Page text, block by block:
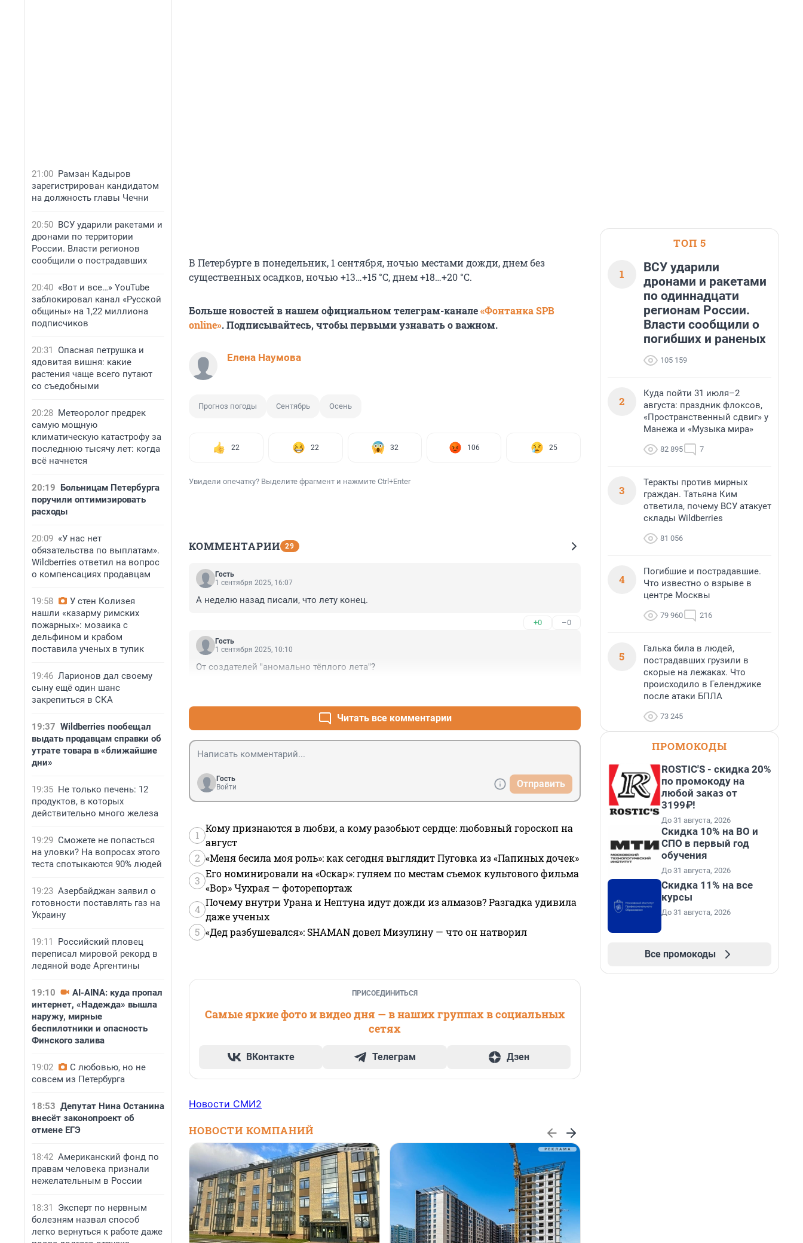
21:00 Рамзан Кадыров
зарегистрирован кандидатом
на должность главы Чечни
20:50 ВСУ ударили ракетами и
дронами по территории
России. Власти регионов
сообщили о пострадавших
20:40 «Вот и все…» YouTube
заблокировал канал «Русской
общины» на 1,22 миллиона
подписчиков
20:31 Опасная петрушка и
ядовитая вишня: какие
растения чаще всего путают
со съедобными
20:28 Метеоролог предрек
самую мощную
климатическую катастрофу за
последнюю тысячу лет: когда
всё начнется
20:19 Больницам Петербурга
поручили оптимизировать
расходы
20:09 «У нас нет
обязательства по выплатам».
Wildberries ответил на вопрос
о компенсациях продавцам
19:58
У стен Колизея
нашли «казарму римских
пожарных»: мозаика с
дельфином и крабом
поставила ученых в тупик
19:46 Ларионов дал своему
сыну ещё один шанс
закрепиться в СКА
19:37 Wildberries пообещал
выдать продавцам справки об
утрате товара в «ближайшие
дни»
19:35 Не только печень: 12
продуктов, в которых
действительно много железа
19:29 Сможете не попасться
на уловки? На вопросах этого
теста спотыкаются 90% людей
19:23 Азербайджан заявил о
готовности поставлять газ на
Украину
19:11
Российский пловец
переписал мировой рекорд в
ледяной воде Аргентины
19:10
AI-AINA: куда пропал
интернет, «Надежда» вышла
наружу, мирные
беспилотники и опасность
Финского залива
19:02
С любовью, но не
совсем из Петербурга
18:53 Депутат Нина Останина
внесёт законопроект об
отмене ЕГЭ
18:42 Американский фонд по
правам человека признали
нежелательным в России
18:31
Эксперт по нервным
болезням назвал способ
легко вернуться к работе даже
В Петербурге в понедельник, 1 сентября,ночью местами дожди, днем без
существенных осадков, ночью +13…+15 °C, днем +18…+20 °C.
Больше новостей в нашем официальном телеграм-канале«Фонтанка SPB
online». Подписывайтесь, чтобы первыми узнавать о важном.
Елена Наумова
Прогноз погоды Сентябрь Осень
22 22 32 106 25
Увидели опечатку? Выделите фрагмент и нажмите Ctrl+Enter
КОММЕНТАРИИ 29
Гость
1 сентября 2025, 16:07
А неделю назад писали, что лету конец.
+0 –0
Гость
1 сентября 2025, 10:10
От создателей "аномально тёплого лета"?
Читать все комментарии
Гость
Войти
Отправить
1
Кому признаются в любви, а кому разобьют сердце: любовный гороскоп на
август
2 «Меня бесила моя роль»: как сегодня выглядит Пуговка из «Папиных дочек»
3
Его номинировали на «Оскар»: гуляем по местам съемок культового фильма
«Вор» Чухрая — фоторепортаж
4
Почему внутри Урана и Нептуна идут дожди из алмазов? Разгадка удивила
даже ученых
5 «Дед разбушевался»: SHAMAN довел Мизулину — что он натворил
ПРИСОЕДИНИТЬСЯ
Самые яркие фото и видео дня — в наших группах в социальных
сетях
ВКонтакте Телеграм Дзен
Новости СМИ2
НОВОСТИ КОМПАНИЙ
ТОП 5
1
ВСУ ударили
дронами и ракетами
по одиннадцати
регионам России.
Власти сообщили о
погибших и раненых
105 159
2
Куда пойти 31 июля–2
августа: праздник флоксов,
«Пространственный сдвиг» у
Манежа и «Музыка мира»
82 895 7
3
Теракты против мирных
граждан. Татьяна Ким
ответила, почему ВСУ атакует
склады Wildberries
81 056
4
Погибшие и пострадавшие.
Что известно о взрыве в
центре Москвы
79 960 216
5
Галька била в людей,
пострадавших грузили в
скорые на лежаках. Что
происходило в Геленджике
после атаки БПЛА
73 245
ПРОМОКОДЫ
ROSTIC'S - скидка 20%
по промокоду на
любой заказ от
3199₽!
До 31 августа, 2026
Скидка 10% на ВО и
СПО в первый год
обучения
До 31 августа, 2026
Скидка 11% на все
курсы
До 31 августа, 2026
Все промокоды